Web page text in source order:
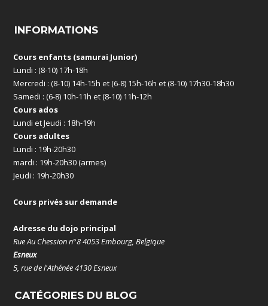
INFORMATIONS
Cours enfants (samurai Junior)
Lundi : (8-10) 17h-18h
Mercredi : (8-10) 14h-15h et (6-8) 15h-16h et (8-10) 17h30-18h30
Samedi : (6-8) 10h-11h et (8-10) 11h-12h
Cours ados
Lundi et Jeudi : 18h-19h
Cours adultes
Lundi : 19h-20h30
mardi : 19h-20h30 (armes)
Jeudi : 19h-20h30
Cours privés sur demande
Adresse du dojo principal
Rue Au Chession n°8 4053 Embourg, Belgique
Esneux
5, rue de l'Athénée 4130 Esneux
CATÉGORIES DU BLOG